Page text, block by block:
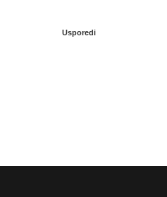
Usporedi